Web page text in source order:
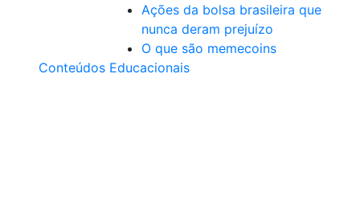
Ações da bolsa brasileira que
nunca deram prejuízo
O que são memecoins
Conteúdos Educacionais